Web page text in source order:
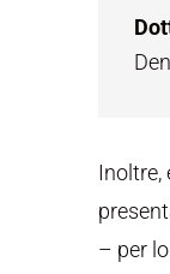
Inoltre,
– per